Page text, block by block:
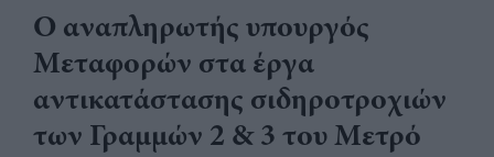
Ο αναπληρωτής υπουργός
Μεταφορών στα έργα
αντικατάστασης σιδηροτροχιών
των Γραμμών 2 & 3 του Μετρό